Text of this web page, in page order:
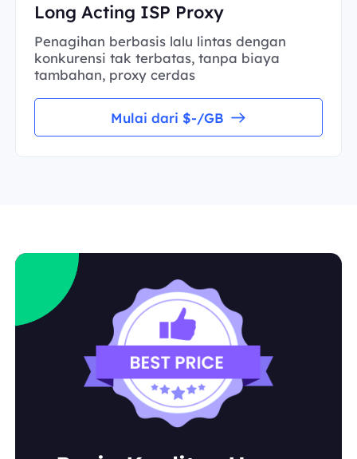
Long Acting ISP Proxy
Penagihan berbasis lalu lintas dengan
konkurensi tak terbatas, tanpa biaya
tambahan, proxy cerdas
Mulai dari $-/GB